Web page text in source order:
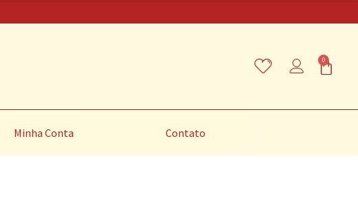
0
Minha Conta Contato